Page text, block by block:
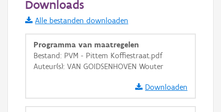
Informatie Vlaanderen
i
+ −
Downloads
Alle bestanden downloaden
Programma van maatregelen
Bestand: PVM - Pittem Koffiestraat.pdf
Auteur(s): VAN GOIDSENHOVEN Wouter
Downloaden